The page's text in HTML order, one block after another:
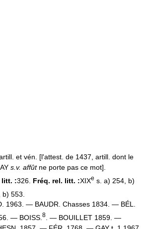
et vén. [l'attest. de 1437, artill. dont le
s.v. affûtne porte pas ce mot].
litt. :326. Fréq. rel. litt. :XIXe s. a) 254, b)
553.
1963. — BAUDR. Chasses 1834. — BÉL.
— BOISS. 8
. — BOUILLET 1859. —